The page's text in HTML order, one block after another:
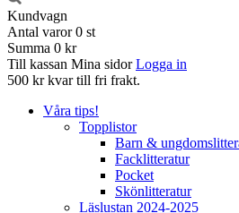
Kundvagn
Antal varor 0 st
Summa 0 kr
Till kassan Mina sidor Logga in
500 kr kvar till fri frakt.
Våra tips!
Topplistor
Barn &
Facklitteratur
Pocket
Skönlitteratur
Läslustan 2024-2025